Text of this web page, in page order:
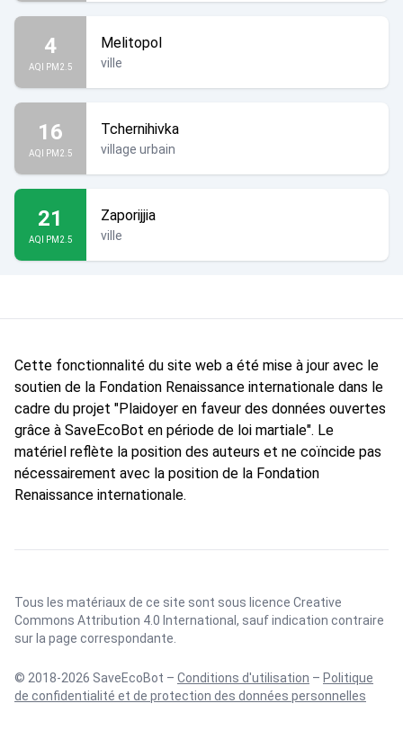
4
AQI PM2.5
Melitopol
ville
16
AQI PM2.5
Tchernihivka
village urbain
21
AQI PM2.5
Zaporijjia
ville
Cette fonctionnalité du site web a été mise à jour avec le
soutien de la Fondation Renaissance internationale dans le
cadre du projet "Plaidoyer en faveur des données ouvertes
grâce à SaveEcoBot en période de loi martiale". Le
matériel reflète la position des auteurs et ne coïncide pas
nécessairement avec la position de la Fondation
Renaissance internationale.
Tous les matériaux de ce site sont sous licence Creative
Commons Attribution 4.0 International , sauf indication contraire
sur la page correspondante.
© 2018-2026 SaveEcoBot – Conditions d'utilisation – Politique
de confidentialité et de protection des données personnelles